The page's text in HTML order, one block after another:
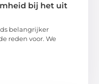
bij het uit
belangrijker
reden voor. We